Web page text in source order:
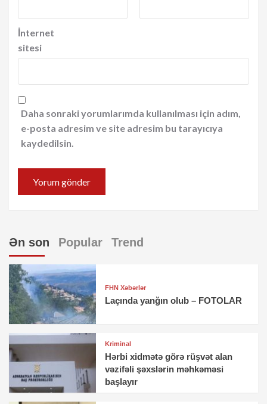
İnternet
sitesi
Daha sonraki yorumlarımda kullanılması için adım,
e-posta adresim ve site adresim bu tarayıcıya
kaydedilsin.
Ən son Popular Trend
FHN Xəbərlər
Laçında yanğın olub – FOTOLAR
Kriminal
Hərbi xidmətə görə rüşvət alan
vəzifəli şəxslərin məhkəməsi
başlayır